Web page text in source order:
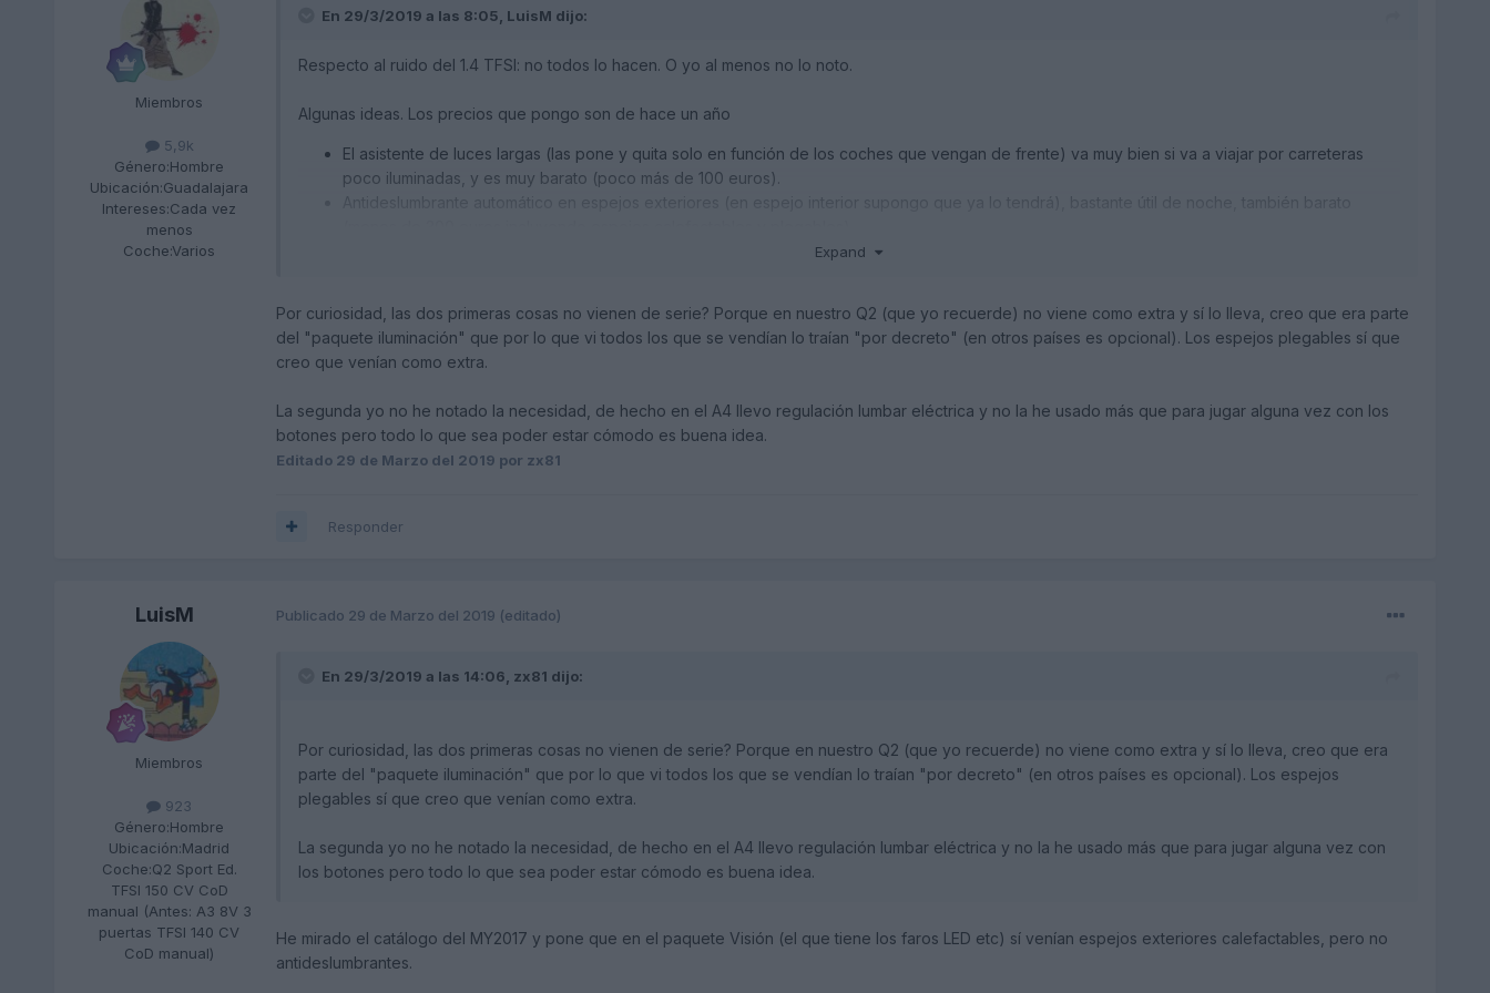
Miembros
5,9k
Género:Hombre
Ubicación:Guadalajara
Intereses:Cada vez
menos
Coche:Varios
En 29/3/2019 a las 8:05, LuisM dijo:
Respecto al ruido del 1.4 TFSI: no todos lo hacen. O yo al menos no lo noto.
Algunas ideas. Los precios que pongo son de hace un año
El asistente de luces largas (las pone y quita solo en función de los coches que vengan de frente) va muy bien si va a viajar por carreteras
poco iluminadas, y es muy barato (poco más de 100 euros).
Para viajes largos: apoyo lumbar ajustable en asientos delanteros (algo más de 200 euros)
Expand
Por curiosidad, las dos primeras cosas no vienen de serie? Porque en nuestro Q2 (que yo recuerde) no viene como extra y sí lo lleva, creo que era parte
del "paquete iluminación" que por lo que vi todos los que se vendían lo traían "por decreto" (en otros países es opcional). Los espejos plegables sí que
creo que venían como extra.
La segunda yo no he notado la necesidad, de hecho en el A4 llevo regulación lumbar eléctrica y no la he usado más que para jugar alguna vez con los
botones pero todo lo que sea poder estar cómodo es buena idea.
Editado 29 de Marzo del 2019 por zx81
Responder
LuisM
Miembros
923
Género:Hombre
Ubicación:Madrid
Coche:Q2 Sport Ed.
TFSI 150 CV CoD
manual (Antes: A3 8V 3
puertas TFSI 140 CV
CoD manual)
Publicado 29 de Marzo del 2019 (editado)
En 29/3/2019 a las 14:06, zx81 dijo:
Por curiosidad, las dos primeras cosas no vienen de serie? Porque en nuestro Q2 (que yo recuerde) no viene como extra y sí lo lleva, creo que era
parte del "paquete iluminación" que por lo que vi todos los que se vendían lo traían "por decreto" (en otros países es opcional). Los espejos
plegables sí que creo que venían como extra.
La segunda yo no he notado la necesidad, de hecho en el A4 llevo regulación lumbar eléctrica y no la he usado más que para jugar alguna vez con
los botones pero todo lo que sea poder estar cómodo es buena idea.
He mirado el catálogo del MY2017 y pone que en el paquete Visión (el que tiene los faros LED etc) sí venían espejos exteriores calefactables, pero no
antideslumbrantes.